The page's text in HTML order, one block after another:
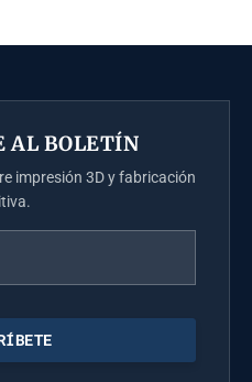
AL BOLETÍN
impresión 3D y fabricación